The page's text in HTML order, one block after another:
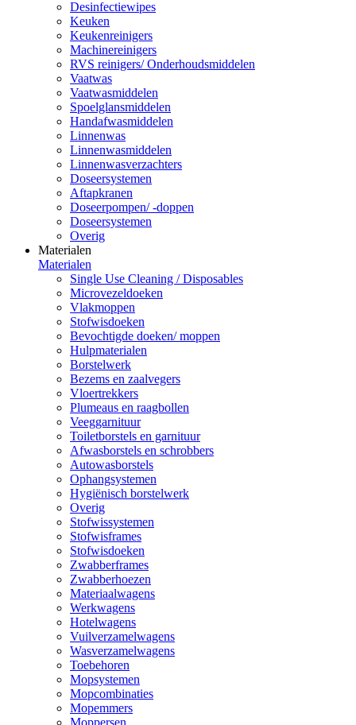
Desinfectiewipes
Keuken
Keukenreinigers
Machinereinigers
RVS reinigers/ Onderhoudsmiddelen
Vaatwas
Vaatwasmiddelen
Spoelglansmiddelen
Handafwasmiddelen
Linnenwas
Linnenwasmiddelen
Linnenwasverzachters
Doseersystemen
Aftapkranen
Doseerpompen/ -doppen
Doseersystemen
Overig
Materialen
Materialen
Single Use Cleaning / Disposables
Microvezeldoeken
Vlakmoppen
Stofwisdoeken
Bevochtigde doeken/ moppen
Hulpmaterialen
Borstelwerk
Bezems en zaalvegers
Vloertrekkers
Plumeaus en raagbollen
Veeggarnituur
Toiletborstels en garnituur
Afwasborstels en schrobbers
Autowasborstels
Ophangsystemen
Hygiënisch borstelwerk
Overig
Stofwissystemen
Stofwisframes
Stofwisdoeken
Zwabberframes
Zwabberhoezen
Materiaalwagens
Werkwagens
Hotelwagens
Vuilverzamelwagens
Wasverzamelwagens
Toebehoren
Mopsystemen
Mopcombinaties
Mopemmers
Moppersen